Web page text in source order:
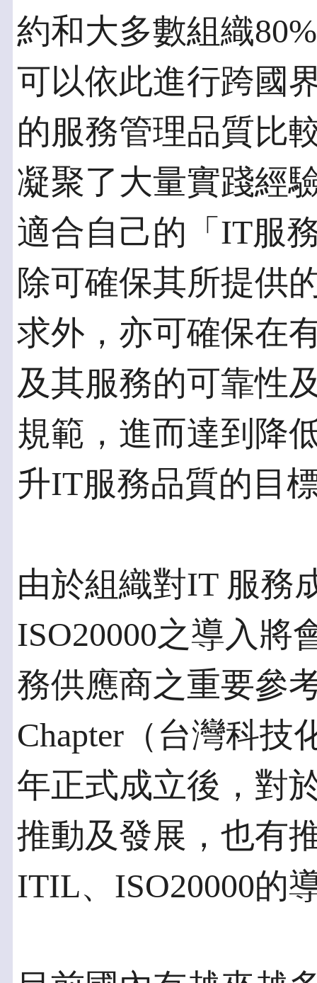
約和大多數組織
可以依此進行跨國
的服務管理品質比
凝聚了大量實踐經
適合自己的「IT服
除可確保其所提供
求外，亦可確保在
及其服務的可靠性
規範，進而達到降
升IT服務品質的目
由於組織對IT 服務
ISO20000之導入將
務供應商之重要參
Chapter（台灣科技
年正式成立後，對
推動及發展，也有
ITIL、ISO20000的